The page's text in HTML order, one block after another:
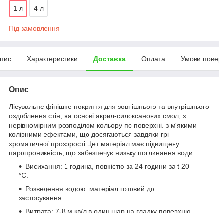
1 л 4 л
Під замовлення
Характеристики Доставка Оплата Умови
Опис
Лісувальне фінішне покриття для зовнішнього та внутрішнього
оздоблення стін, на основі акрил-силоксанових смол, з
нерівномірним розподілом кольору по поверхні, з м'якими
колірними ефектами, що досягаються завдяки грі
хроматичної прозорості.Цет матеріал має підвищену
паропроникність, що забезпечує низьку поглинання води.
Висихання: 1 година, повністю за 24 години за t 20
°C.
Розведення водою: матеріал готовий до
застосування.
Витрата: 7-8 м.кв/л в один шар на гладку поверхню,